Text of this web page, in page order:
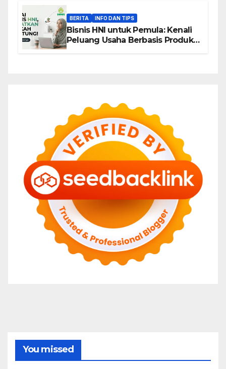
BERITA INFO DAN TIPS
Bisnis HNI untuk Pemula: Kenali
Peluang Usaha Berbasis Produk,
You missed